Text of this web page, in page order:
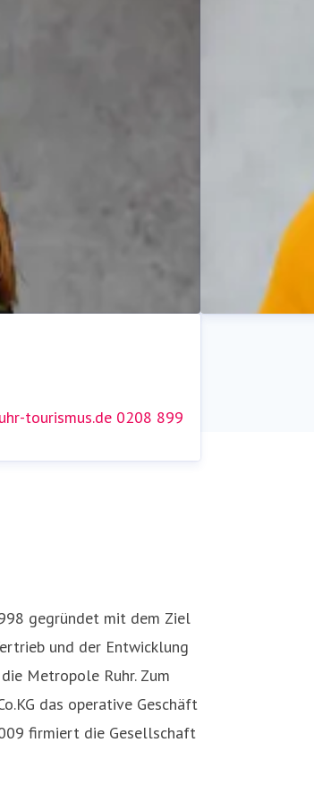
tourismus.de
tourismus.de 0208 899
gegründet mit dem Ziel
und der Entwicklung
Metropole Ruhr. Zum
das operative Geschäft
firmiert die Gesellschaft